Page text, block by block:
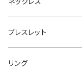
トートバッグ
パスケース
シュシュット
キープスタイラー
ピアス
イヤリング
ブレスレット
リング